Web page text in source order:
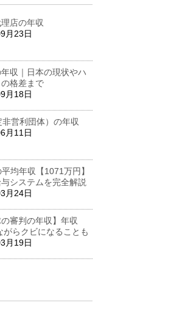
店の年収
月23日
収｜日本の現状やハ
格差まで
月18日
非営利団体）の年収
月11日
均年収【1071万円】
システムを完全解説
月24日
の審判の年収】年収
がらクビになることも
月19日